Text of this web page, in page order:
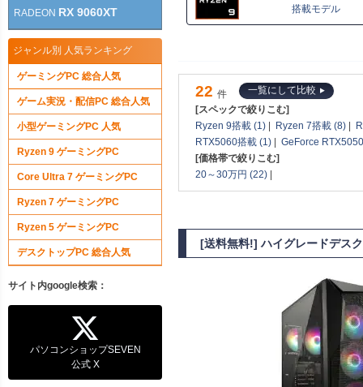
搭載モデル
22 件
一覧にして比較
[スペックで絞りこむ]
Ryzen 9搭載 (1)
Ryzen 7搭載 (8)
RTX5060搭載 (1)
GeForce
[価格帯で絞りこむ]
20～30万円 (22)
[送料無料!] ハイグレードデス
RADEON RX 9060XT
ジャンル別 人気ランキング
ゲーミングPC 総合人気
ゲーム実況・配信PC 総合人気
小型ゲーミングPC 人気
Ryzen 9 ゲーミングPC
Core Ultra 7 ゲーミングPC
Ryzen 7 ゲーミングPC
Ryzen 5 ゲーミングPC
デスクトップPC 総合人気
サイト内google検索：
パソコンショップSEVEN
公式 X